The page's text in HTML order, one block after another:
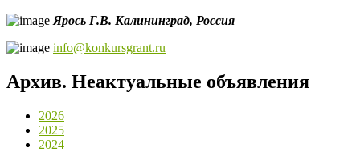
Ярось Г.В. Калининград, Россия
info@konkursgrant.ru
Архив. Неактуальные объявления
2026
2025
2024